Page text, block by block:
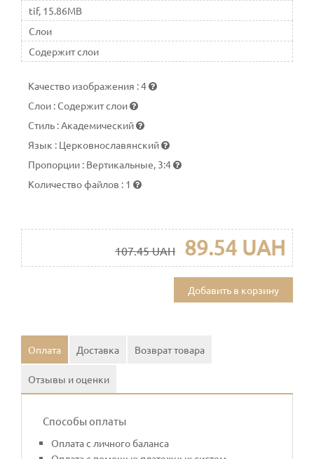
tif, 15.86MB
Слои
Содержит слои
Качество изображения :4
Слои :Содержит слои
Стиль :Академический
Язык : Церковнославянский
Пропорции : Вертикальные, 3:4
Количество файлов : 1
107.45 UAH 89.54 UAH
Добавить в корзину
Оплата Доставка Возврат товара
Отзывы и оценки
Способы оплаты
Оплата с личного баланса